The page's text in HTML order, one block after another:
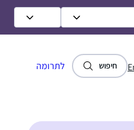
חיפוש לתרומה